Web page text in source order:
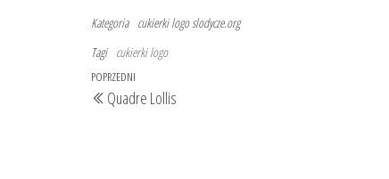
Kategoria cukierki logoslodycze.org
Tagi cukierki logo
Nawigacja
wpisu
Poprzedni
wpis
POPRZEDNI
Quadre Lollis